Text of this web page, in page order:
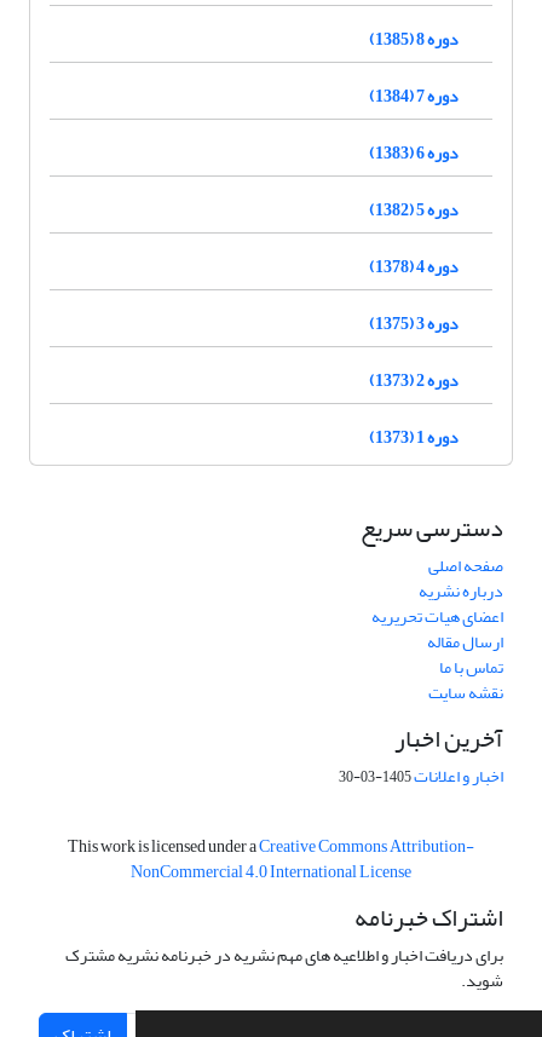
دوره 8 (1385)
دوره 7 (1384)
دوره 6 (1383)
دوره 5 (1382)
دوره 4 (1378)
دوره 3 (1375)
دوره 2 (1373)
دوره 1 (1373)
دسترسی سریع
صفحه اصلی
درباره نشریه
اعضای هیات تحریریه
ارسال مقاله
تماس با ما
نقشه سایت
آخرین اخبار
اخبار و اعلانات1405-03-30
This work is licensed under aCreative Commons Attribution-
NonCommercial 4.0 International License
اشتراک خبرنامه
برای دریافت اخبار و اطلاعیه های مهم نشریه در خبرنامه نشریه مشترک
شوید.